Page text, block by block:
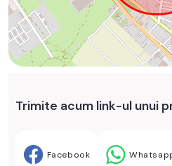
Trimite acum link-ul unui
Facebook